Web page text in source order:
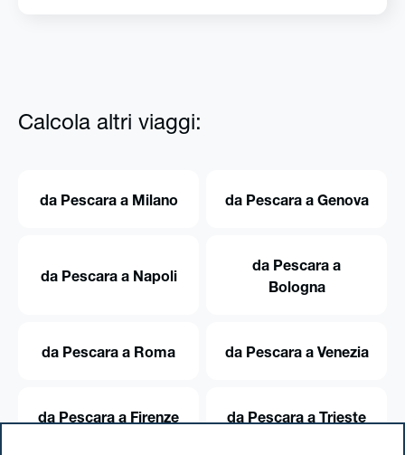
Calcola altri viaggi:
da Pescara a Milano da Pescara a Genova
da Pescara a Napoli
da Pescara a
Bologna
da Pescara a Roma da Pescara a Venezia
da Pescara a Firenze da Pescara a Trieste